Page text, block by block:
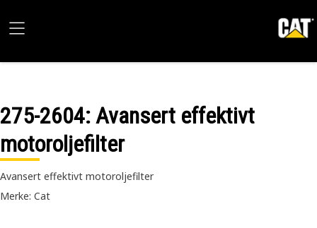
275-2604: Avansert effektivt
motoroljefilter
Avansert effektivt motoroljefilter
Merke: Cat